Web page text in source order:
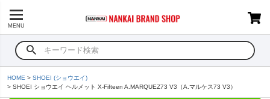
MENU
HOME
SHOEI (ショウエイ)
SHOEI ショウエイ ヘルメット X-Fifteen A.MARQUEZ73 V3（A.マルケス73 V3）